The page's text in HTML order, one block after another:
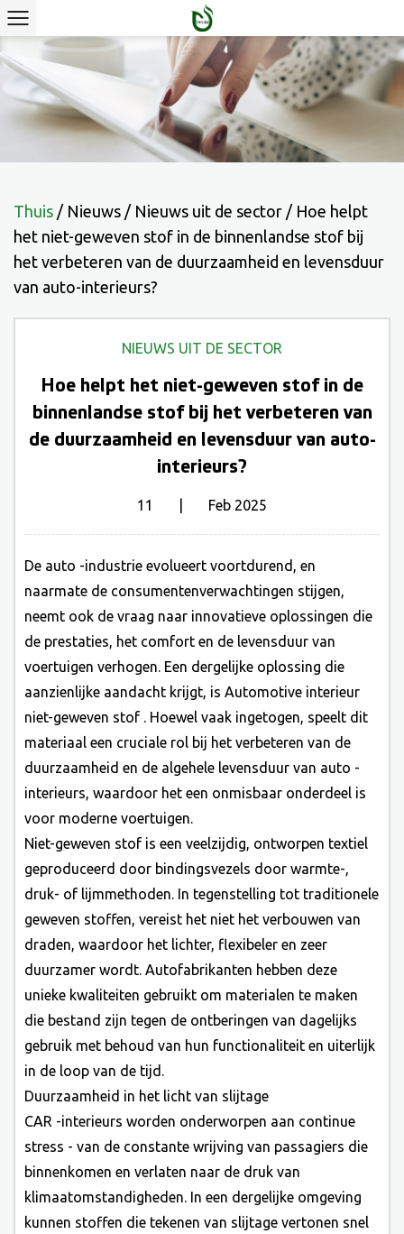
Thuis / Nieuws / Nieuws uit de sector / Hoe helpt
het niet-geweven stof in de binnenlandse stof bij
het verbeteren van de duurzaamheid en levensduur
van auto-interieurs?
NIEUWS UIT DE SECTOR
Hoe helpt het niet-geweven stof in de
binnenlandse stof bij het verbeteren van
de duurzaamheid en levensduur van auto-
interieurs?
11 | Feb 2025
De auto -industrie evolueert voortdurend, en
naarmate de consumentenverwachtingen stijgen,
neemt ook de vraag naar innovatieve oplossingen die
de prestaties, het comfort en de levensduur van
voertuigen verhogen. Een dergelijke oplossing die
aanzienlijke aandacht krijgt, is Automotive interieur
niet-geweven stof . Hoewel vaak ingetogen, speelt dit
materiaal een cruciale rol bij het verbeteren van de
duurzaamheid en de algehele levensduur van auto -
interieurs, waardoor het een onmisbaar onderdeel is
voor moderne voertuigen.
Niet-geweven stof is een veelzijdig, ontworpen textiel
geproduceerd door bindingsvezels door warmte-,
druk- of lijmmethoden. In tegenstelling tot traditionele
geweven stoffen, vereist het niet het verbouwen van
draden, waardoor het lichter, flexibeler en zeer
duurzamer wordt. Autofabrikanten hebben deze
unieke kwaliteiten gebruikt om materialen te maken
die bestand zijn tegen de ontberingen van dagelijks
gebruik met behoud van hun functionaliteit en uiterlijk
in de loop van de tijd.
Duurzaamheid in het licht van slijtage
CAR -interieurs worden onderworpen aan continue
stress - van de constante wrijving van passagiers die
binnenkomen en verlaten naar de druk van
klimaatomstandigheden. In een dergelijke omgeving
kunnen stoffen die tekenen van slijtage vertonen snel